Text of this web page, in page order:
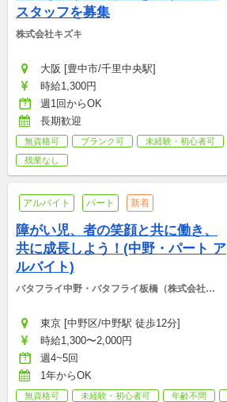
スタッフを募集
株式会社キズキ
大阪 [豊中市/千里中央駅]
時給1,300円
週1回からOK
長期歓迎
無資格可 ブランク可 未経験・初心者可
残業なし
アルバイト パート 新着
障がい児、者の笑顔と共に働き、
共に成長しよう！(中野・パート ア
ルバイト)
バタフライ中野・バタフライ板橋（株式会社
東京 [中野区/中野駅 徒歩12分]
時給1,300〜2,000円
週4~5回
1年からOK
無資格可 未経験・初心者可 年齢不問